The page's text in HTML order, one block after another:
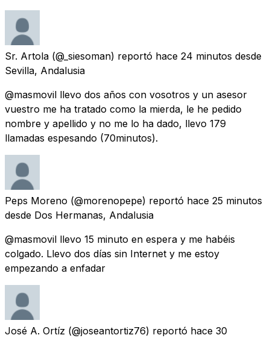
Sr. Artola (@_siesoman) reportó hace 24 minutos desde
Sevilla, Andalusia
@masmovil llevo dos años con vosotros y un asesor
vuestro me ha tratado como la mierda, le he pedido
nombre y apellido y no me lo ha dado, llevo 179
llamadas espesando (70minutos).
Peps Moreno (@morenopepe) reportó hace 25 minutos
desde Dos Hermanas, Andalusia
@masmovil llevo 15 minuto en espera y me habéis
colgado. Llevo dos días sin Internet y me estoy
empezando a enfadar
José A. Ortíz (@joseantortiz76) reportó hace 30